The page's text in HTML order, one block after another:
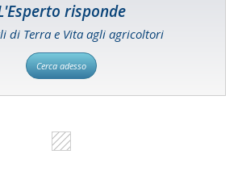
risponde
di Terra e Vita agli agricoltori
Cerca adesso